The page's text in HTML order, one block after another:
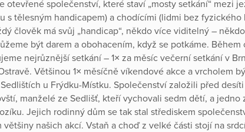
otevřené společenství, které staví „mosty setkání“ mezi
s tělesným handicapem) a chodícími (lidmi bez fyzického
člověk má svůj „handicap“, někdo více viditelný –
být darem a obohacením, když se potkáme. Během
nejrůznější setkání – 1× za měsíc večerní setkání v
Většinou 1× měsíčně víkendové akce a vrcholem
u Frýdku-Místku. Společenství založili před
manželé ze Sedlišť, kteří vychovali sedm dětí, a jedno
Jejich rodinný dům se tak stal střediskem
většiny našich akcí. Vstaň a choď z velké části stojí na